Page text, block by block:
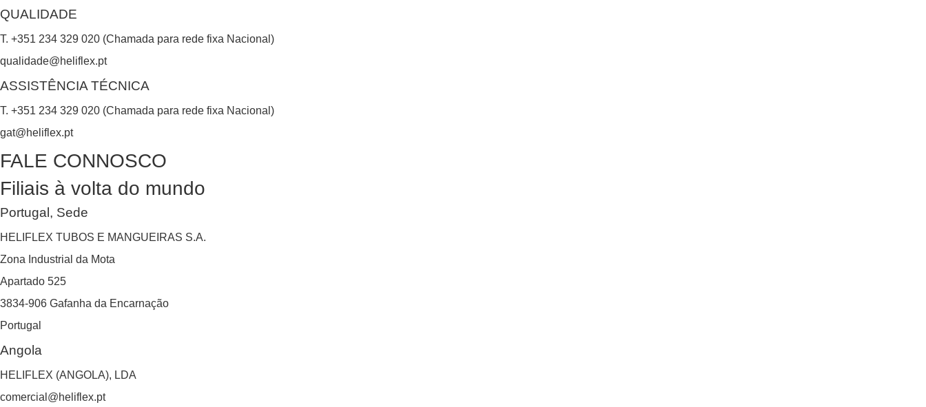
QUALIDADE
T. +351 234 329 020 (Chamada para rede fixa Nacional)
qualidade@heliflex.pt
ASSISTÊNCIA TÉCNICA
T. +351 234 329 020 (Chamada para rede fixa Nacional)
gat@heliflex.pt
FALE CONNOSCO
Filiais à volta do mundo
Portugal, Sede
HELIFLEX TUBOS E MANGUEIRAS S.A.
Zona Industrial da Mota
Apartado 525
3834-906 Gafanha da Encarnação
Portugal
Angola
HELIFLEX (ANGOLA), LDA
comercial@heliflex.pt